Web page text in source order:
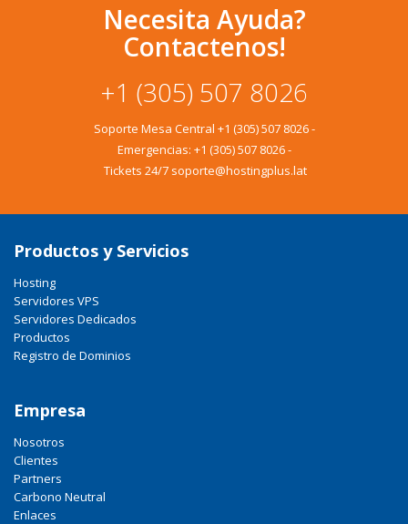
Necesita Ayuda?
Contactenos!
+1 (305) 507 8026
Soporte Mesa Central +1 (305) 507 8026-
Emergencias: +1 (305) 507 8026-
Tickets 24/7 soporte@hostingplus.lat
Productos y Servicios
Hosting
Servidores VPS
Servidores Dedicados
Productos
Registro de Dominios
Empresa
Nosotros
Clientes
Partners
Carbono Neutral
Enlaces